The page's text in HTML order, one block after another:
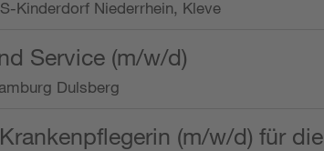
Kinderdorf Niederrhein, Kleve
Service (m/w/d)
Dulsberg
(m/w/d) für die